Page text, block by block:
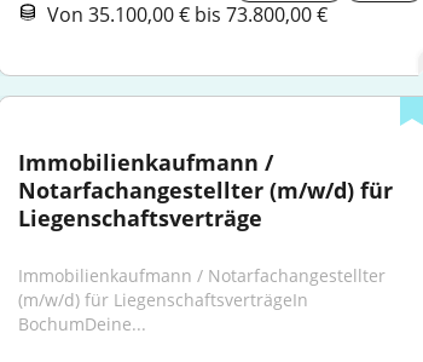
Von 35.100,00 € bis 73.800,00 €
Immobilienkaufmann /
Notarfachangestellter (m/w/d) für
Liegenschaftsverträge
Immobilienkaufmann / Notarfachangestellter
(m/w/d) für LiegenschaftsverträgeIn
BochumDeine...